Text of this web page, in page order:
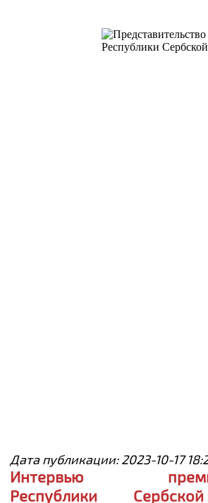
Дата публикации: 2023-10-17
Интервью
Республики